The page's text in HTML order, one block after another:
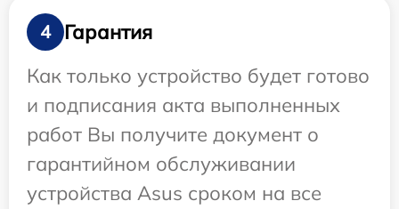
4
Гарантия
Как только устройство будет готово
и подписания акта выполненных
работ Вы получите документ о
гарантийном обслуживании
устройства Asus сроком на все